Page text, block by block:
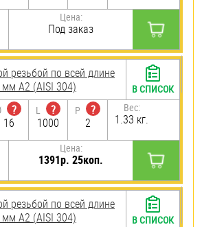
Цена:
Под заказ
резьбой по всей длине
А2 (AISI 304)
?
16
L
?
1000
P
?
2
Вес:
1.33 кг.
Цена:
1391р. 25коп.
В СПИСОК
резьбой по всей длине
А2 (AISI 304)
В СПИСОК